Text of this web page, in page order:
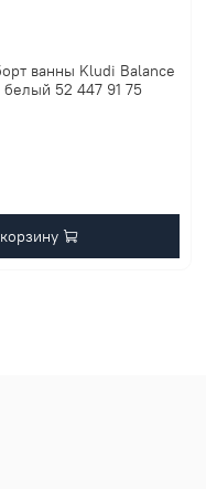
ванны Kludi Balance
белый 52 447 91 75